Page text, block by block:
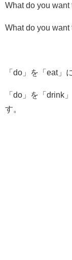
What do you want
What do you want
「do」を「eat」
「do」を「drink
す。